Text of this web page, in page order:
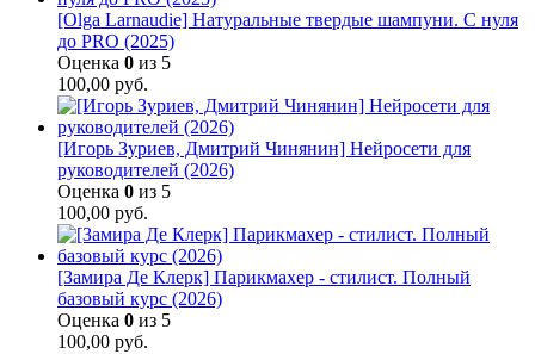
[Olga Larnaudie] Натуральные твердые шампуни. С нуля
до PRO (2025)
Оценка 0 из 5
100,00 руб.
[Игорь Зуриев, Дмитрий Чинянин] Нейросети для
руководителей (2026)
Оценка 0 из 5
100,00 руб.
[Замира Де Клерк] Парикмахер - стилист. Полный
базовый курс (2026)
Оценка 0 из 5
100,00 руб.